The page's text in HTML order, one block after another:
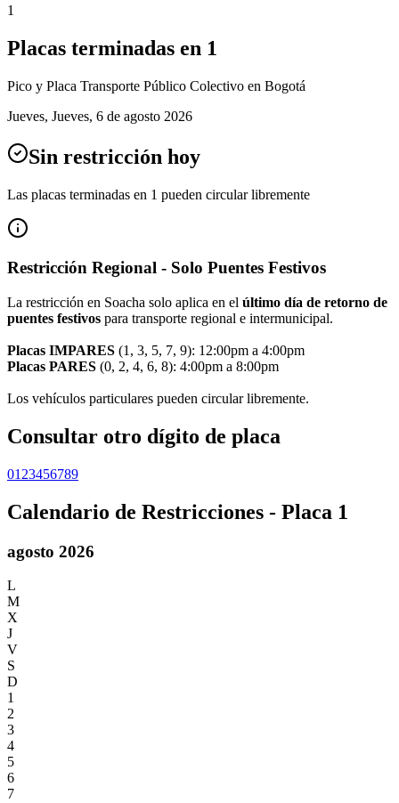
1
Placas terminadas en 1
Pico y Placa Transporte Público Colectivo en Bogotá
Jueves, Jueves, 6 de agosto 2026
Sin restricción hoy
Las placas terminadas en 1 pueden circular libremente
Restricción Regional - Solo Puentes Festivos
La restricción en Soacha solo aplica en el último día de retorno de
puentes festivos para transporte regional e intermunicipal.
Placas IMPARES (1, 3, 5, 7, 9): 12:00pm a 4:00pm
Placas PARES (0, 2, 4, 6, 8): 4:00pm a 8:00pm
Los vehículos particulares pueden circular libremente.
Consultar otro dígito de placa
01 23456789
Calendario de Restricciones - Placa 1
agosto 2026
L
M
X
J
V
S
D
1
2
3
4
5
6
7